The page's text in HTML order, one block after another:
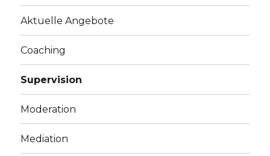
Aktuelle Angebote
Coaching
Supervision
Moderation
Mediation